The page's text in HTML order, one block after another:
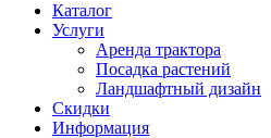
Каталог
Услуги
Аренда трактора
Посадка растений
Ландшафтный дизайн
Скидки
Информация